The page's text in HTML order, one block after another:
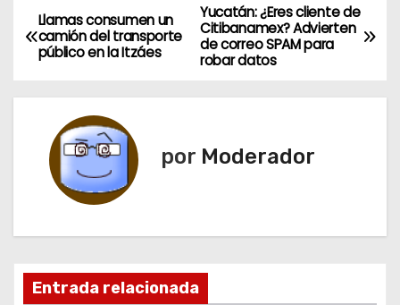
N
a
v
Yucatán: ¿Eres cliente de
Citibanamex? Advierten
de correo SPAM para
robar datos
Llamas consumen un
camión del transporte
público en la Itzáes
por Moderador
Entrada relacionada